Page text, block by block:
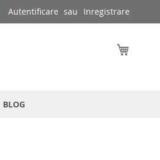
Autentificare Inregistrare
BLOG